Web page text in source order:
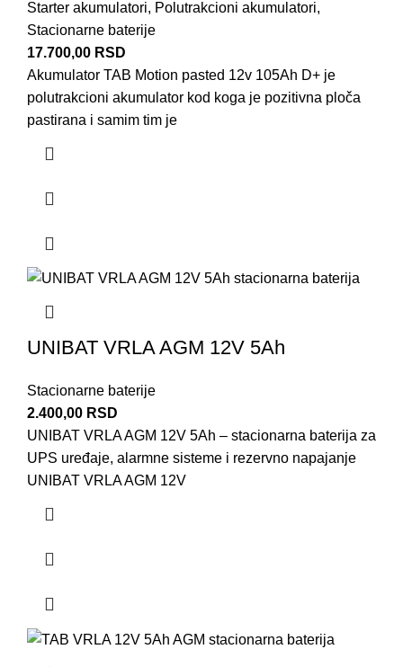
Starter akumulatori, Polutrakcioni akumulatori,
Stacionarne baterije
17.700,00 RSD
Akumulator TAB Motion pasted 12v 105Ah D+ je
polutrakcioni akumulator kod koga je pozitivna ploča
pastirana i samim tim je
UNIBAT VRLA AGM 12V 5Ah
Stacionarne baterije
2.400,00 RSD
UNIBAT VRLA AGM 12V 5Ah – stacionarna baterija za
UPS uređaje, alarmne sisteme i rezervno napajanje
UNIBAT VRLA AGM 12V